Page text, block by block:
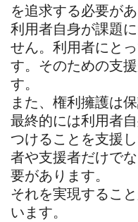
を追求する必要があ
利用者自身が課題
せん。利用者にと
す。そのための支
す。
また、権利擁護は
最終的には利用者
つけることを支援
者や支援者だけで
要があります。
それを実現するこ
います。